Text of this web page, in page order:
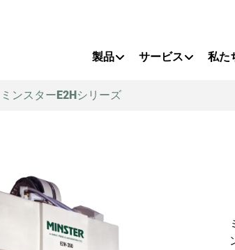
製品
サービス 私た
ミンスターE2Hシリーズ